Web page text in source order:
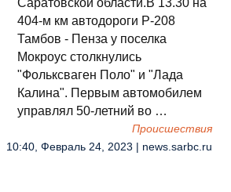
Саратовской области.В 13.30 на
404-м км автодороги Р-208
Тамбов - Пенза у поселка
Мокроус столкнулись
"Фольксваген Поло" и "Лада
Калина". Первым автомобилем
управлял 50-летний во …
Происшествия
10:40, Февраль 24, 2023 | news.sarbc.ru